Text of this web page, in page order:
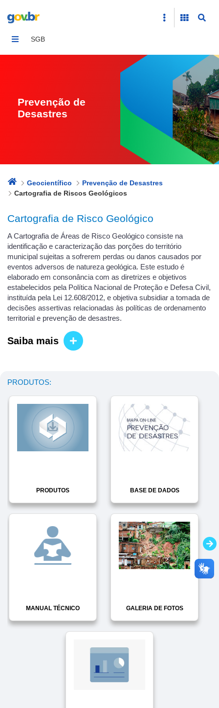
SGB
Prevenção de
Desastres
Geocientífico
Prevenção de Desastres
Cartografia de Riscos Geológicos
Cartografia de Risco Geológico
A Cartografia de Áreas de Risco Geológico consiste na
identificação e caracterização das porções do território
municipal sujeitas a sofrerem perdas ou danos causados por
eventos adversos de natureza geológica. Este estudo é
elaborado em consonância com as diretrizes e objetivos
estabelecidos pela Política Nacional de Proteção e Defesa Civil,
instituída pela Lei 12.608/2012, e objetiva subsidiar a tomada de
decisões assertivas relacionadas às políticas de ordenamento
territorial e prevenção de desastres.
Saiba mais
PRODUTOS:
PRODUTOS BASE DE DADOS
MANUAL TÉCNICO GALERIA DE FOTOS